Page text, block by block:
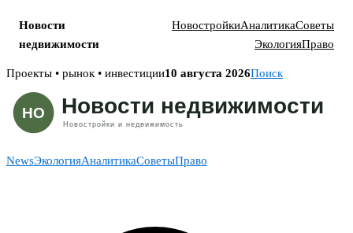
Новости
недвижимости
НовостройкиАналитикаСоветы
ЭкологияПраво
Skip
content
Проекты • рынок • инвестиции10 августа 2026Поиск
NewsЭкологияАналитикаСоветыПраво